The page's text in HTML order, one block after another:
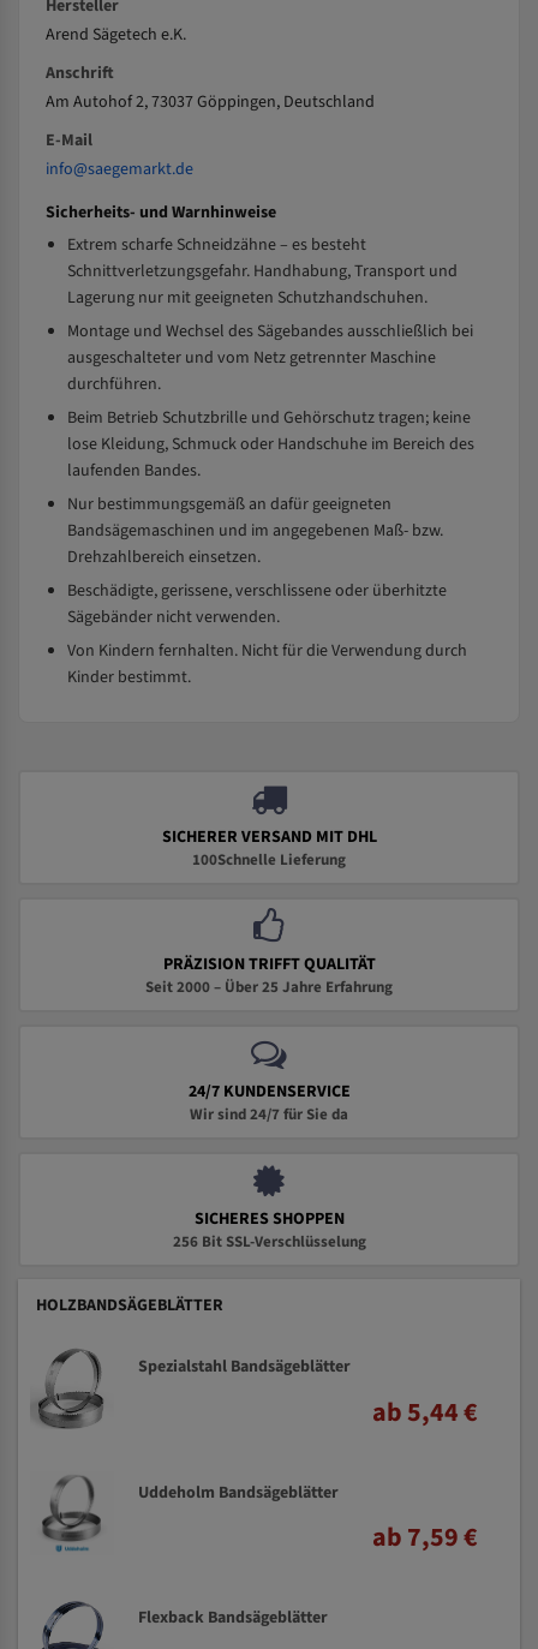
Hersteller
Arend Sägetech e.K.
Anschrift
Am Autohof 2, 73037 Göppingen, Deutschland
E-Mail
info@saegemarkt.de
Sicherheits- und Warnhinweise
Extrem scharfe Schneidzähne – es besteht
Schnittverletzungsgefahr. Handhabung, Transport und
Lagerung nur mit geeigneten Schutzhandschuhen.
Montage und Wechsel des Sägebandes ausschließlich bei
ausgeschalteter und vom Netz getrennter Maschine
durchführen.
Beim Betrieb Schutzbrille und Gehörschutz tragen; keine
lose Kleidung, Schmuck oder Handschuhe im Bereich des
laufenden Bandes.
Nur bestimmungsgemäß an dafür geeigneten
Bandsägemaschinen und im angegebenen Maß- bzw.
Drehzahlbereich einsetzen.
Beschädigte, gerissene, verschlissene oder überhitzte
Sägebänder nicht verwenden.
Von Kindern fernhalten. Nicht für die Verwendung durch
Kinder bestimmt.
SICHERER VERSAND MIT DHL
100Schnelle Lieferung
PRÄZISION TRIFFT QUALITÄT
Seit 2000 – Über 25 Jahre Erfahrung
24/7 KUNDENSERVICE
Wir sind 24/7 für Sie da
SICHERES SHOPPEN
256 Bit SSL-Verschlüsselung
HOLZBANDSÄGEBLÄTTER
Spezialstahl Bandsägeblätter
ab 5,44 €
Uddeholm Bandsägeblätter
ab 7,59 €
Flexback Bandsägeblätter